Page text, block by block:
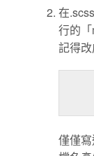
在
行的
記得改
僅僅